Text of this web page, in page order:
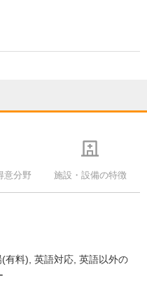
意分野 施設・設備の特徴
有料) 英語対応 英語以外の